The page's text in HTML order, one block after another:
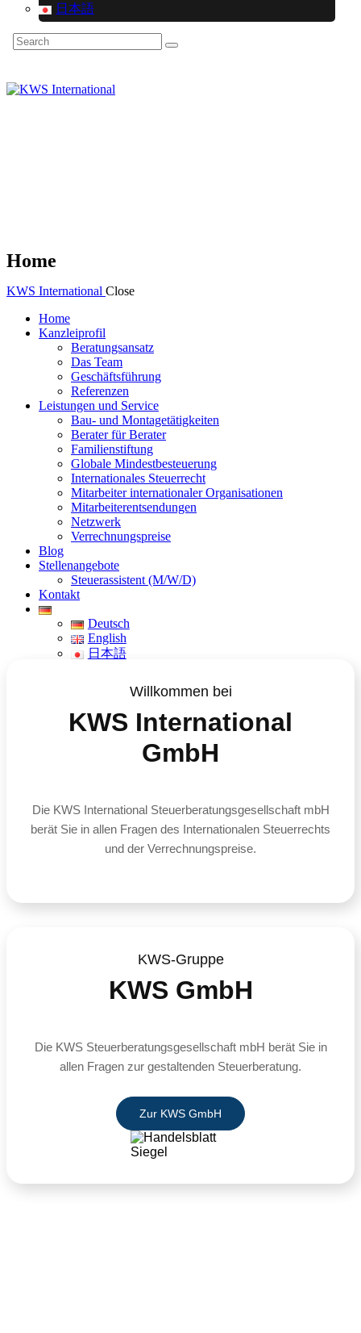
日本語
Search
Home
KWS International Close
Home
Kanzleiprofil
Beratungsansatz
Das Team
Geschäftsführung
Referenzen
Leistungen und Service
Bau- und Montagetätigkeiten
Berater für Berater
Familienstiftung
Globale Mindestbesteuerung
Internationales Steuerrecht
Mitarbeiter internationaler Organisationen
Mitarbeiterentsendungen
Netzwerk
Verrechnungspreise
Blog
Stellenangebote
Steuerassistent (M/W/D)
Kontakt
Deutsch
English
日本語
Willkommen bei
KWS International
GmbH
Die KWS International Steuerberatungsgesellschaft mbH
berät Sie in allen Fragen des Internationalen Steuerrechts
und der Verrechnungspreise.
KWS-Gruppe
KWS GmbH
Die KWS Steuerberatungsgesellschaft mbH berät Sie in
allen Fragen zur gestaltenden Steuerberatung.
Zur KWS GmbH